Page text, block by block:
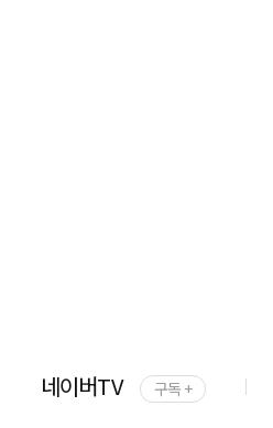
네이버TV 구독 +